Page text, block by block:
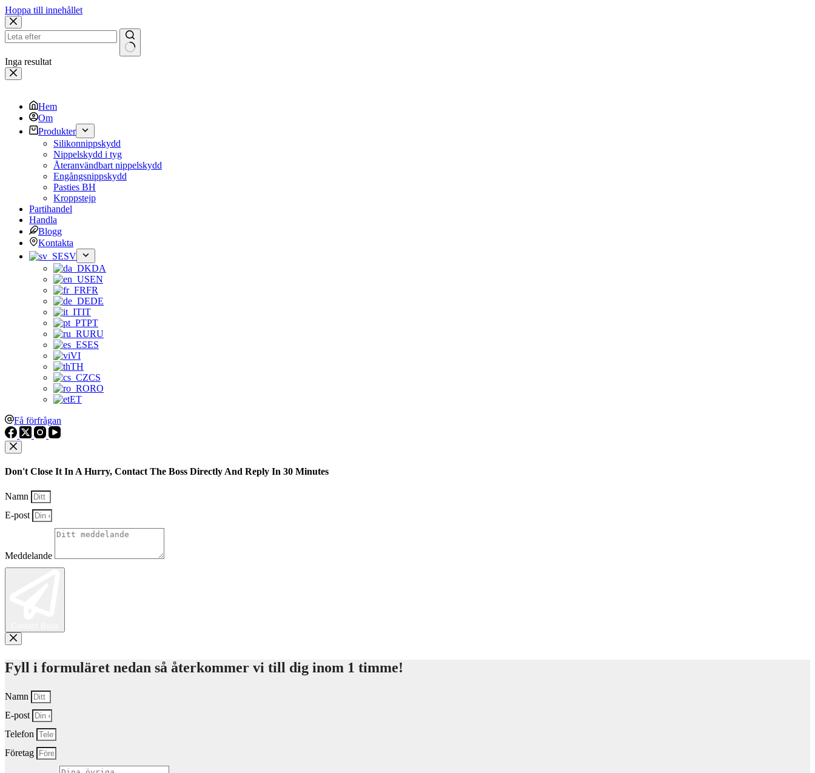
Hoppa till innehållet
Inga resultat
Hem
Om
Produkter
Silikonnippskydd
Nippelskydd i tyg
Återanvändbart nippelskydd
Engångsnippskydd
Pasties BH
Kroppstejp
Partihandel
Handla
Blogg
Kontakta
SV
DA
EN
FR
DE
IT
PT
RU
ES
VI
TH
CS
RO
ET
Få förfrågan
Don't Close It In A Hurry, Contact The Boss Directly And Reply In 30 Minutes
Namn
E-post
Meddelande
Fyll i formuläret nedan så återkommer vi till dig inom 1 timme!
Namn
E-post
Telefon
Företag